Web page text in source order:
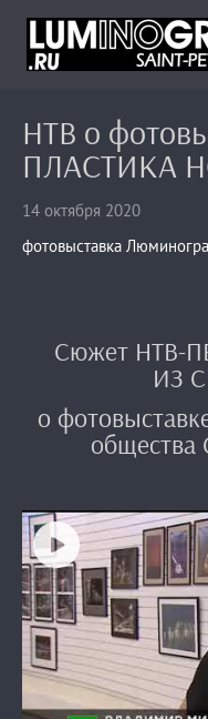
НТВ о
ПЛАСТИКА
14 октября 2020
фотовыставка
Сюжет НТВ-
ИЗ
о
общества